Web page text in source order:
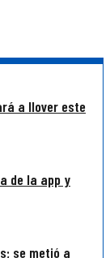
a llover este
de la app y
se metió a